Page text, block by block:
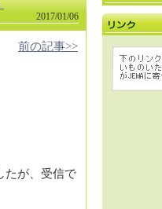
2017/01/06
前の記事>>
たが、受信で